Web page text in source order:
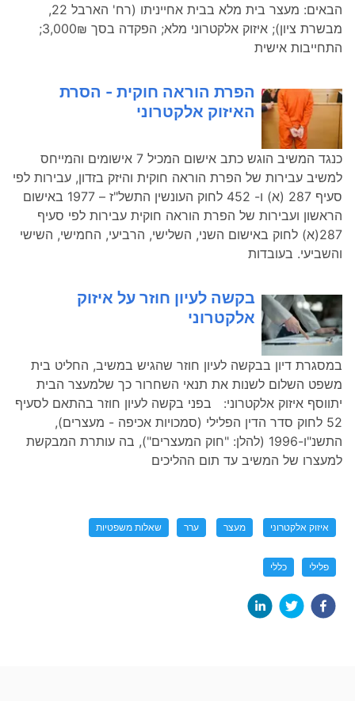
הבאים: מעצר בית מלא בבית אחייניתו (רח' הארבל 22,
מבשרת ציון); איזוק אלקטרוני מלא; הפקדה בסך 3,000₪;
התחייבות אישית
הפרת הוראה חוקית - הסרת
האיזוק אלקטרוני
כנגד המשיב הוגש כתב אישום המכיל 7 אישומים והמייחס
למשיב עבירות של הפרת הוראה חוקית והיזק בזדון, עבירות לפי
סעיף 287 (א) ו- 452 לחוק העונשין התשל"ז – 1977 באישום
הראשון ועבירות של הפרת הוראה חוקית עבירות לפי סעיף
287(א) לחוק באישום השני, השלישי, הרביעי, החמישי, השישי
והשביעי. בעובדות
בקשה לעיון חוזר על איזוק
אלקטרוני
במסגרת דיון בבקשה לעיון חוזר שהגיש במשיב, החליט בית
משפט השלום לשנות את תנאי השחרור כך שלמעצר הבית
יתווסף איזוק אלקטרוני: בפני בקשה לעיון חוזר בהתאם לסעיף
52 לחוק סדר הדין הפלילי (סמכויות אכיפה - מעצרים),
התשנ"ו-1996 (להלן: "חוק המעצרים"), בה עותרת המבקשת
למעצרו של המשיב עד תום ההליכים
איזוק אלקטרוני מעצר ערר שאלות משפטיות
פלילי כללי